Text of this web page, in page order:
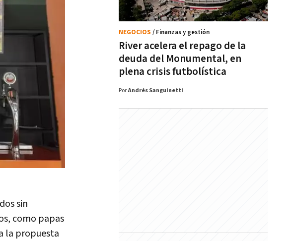
sin
como papas
la propuesta
River acelera el repago de la
deuda del Monumental, en
plena crisis futbolística
NEGOCIOS / Finanzas y gestión
PorAndrés Sanguinetti